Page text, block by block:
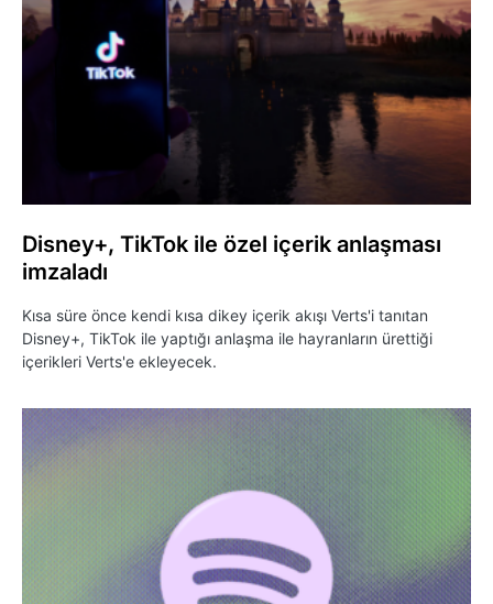
Disney+, TikTok ile özel içerik anlaşması
imzaladı
Kısa süre önce kendi kısa dikey içerik akışı Verts'i tanıtan
Disney+, TikTok ile yaptığı anlaşma ile hayranların ürettiği
içerikleri Verts'e ekleyecek.